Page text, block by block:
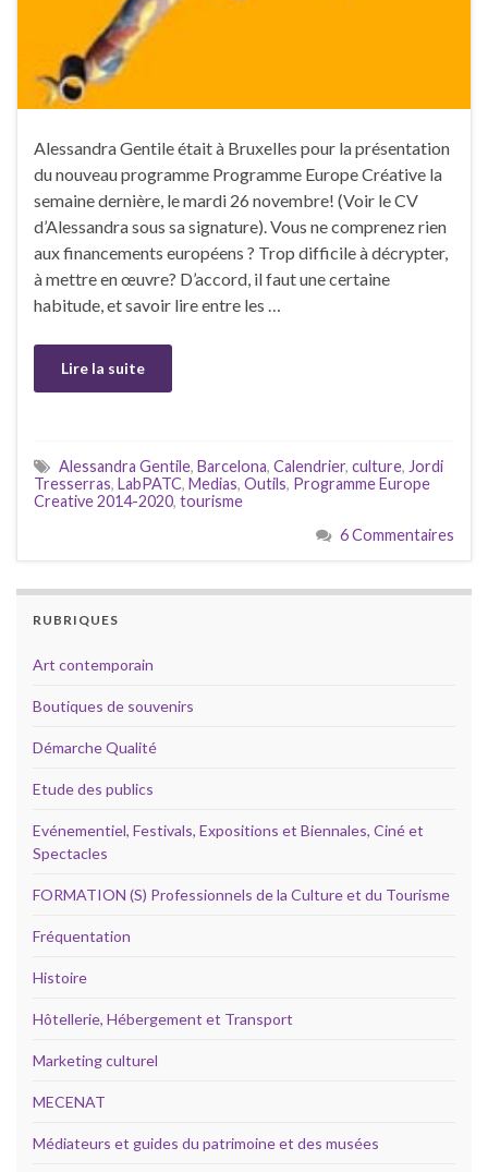
Alessandra Gentile était à Bruxelles pour la présentation
du nouveau programme Programme Europe Créative la
semaine dernière, le mardi 26 novembre! (Voir le CV
d’Alessandra sous sa signature). Vous ne comprenez rien
aux financements européens ? Trop difficile à décrypter,
à mettre en œuvre? D’accord, il faut une certaine
habitude, et savoir lire entre les …
Lire la suite
Alessandra Gentile, Barcelona, Calendrier, culture, Jordi
Tresserras, LabPATC, Medias, Outils, Programme Europe
Creative 2014-2020, tourisme
6 Commentaires
RUBRIQUES
Art contemporain
Boutiques de souvenirs
Démarche Qualité
Etude des publics
Evénementiel, Festivals, Expositions et Biennales, Ciné et
Spectacles
FORMATION (S) Professionnels de la Culture et du Tourisme
Fréquentation
Histoire
Hôtellerie, Hébergement et Transport
Marketing culturel
MECENAT
Médiateurs et guides du patrimoine et des musées